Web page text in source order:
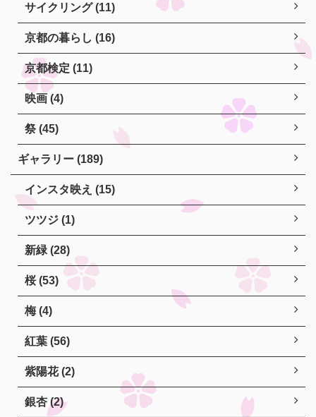
サイクリング (11)
京都の暮らし (16)
京都検定 (11)
映画 (4)
祭 (45)
ギャラリー (189)
インスタ映え (15)
ツツジ (1)
新緑 (28)
桜 (53)
梅 (4)
紅葉 (56)
紫陽花 (2)
銀杏 (2)